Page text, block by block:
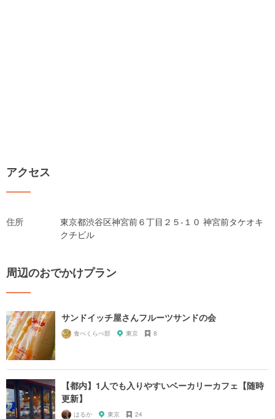
アクセス
住所
東京都渋谷区神宮前６丁目２５-１０ 神宮前タケオキ
クチビル
周辺のおでかけプラン
サンドイッチ屋さんフルーツサンドの会
食べくらべ部 東京 8
【都内】1人でも入りやすいベーカリーカフェ【随時
更新】
はるか 東京 24